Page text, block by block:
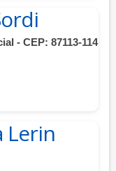
- CEP: 87113-114
Lerin